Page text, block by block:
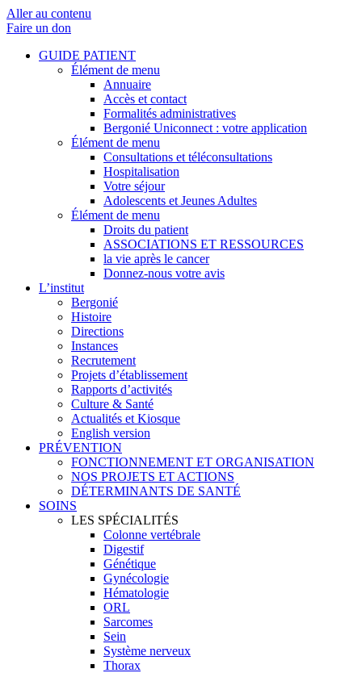
Aller au contenu
Faire un don
GUIDE PATIENT
Élément de menu
Annuaire
Accès et contact
Formalités administratives
Bergonié Uniconnect : votre application
Élément de menu
Consultations et téléconsultations
Hospitalisation
Votre séjour
Adolescents et Jeunes Adultes
Élément de menu
Droits du patient
ASSOCIATIONS ET RESSOURCES
la vie après le cancer
Donnez-nous votre avis
L’institut
Bergonié
Histoire
Directions
Instances
Recrutement
Projets d’établissement
Rapports d’activités
Culture & Santé
Actualités et Kiosque
English version
PRÉVENTION
FONCTIONNEMENT ET ORGANISATION
NOS PROJETS ET ACTIONS
DÉTERMINANTS DE SANTÉ
SOINS
LES SPÉCIALITÉS
Colonne vertébrale
Digestif
Génétique
Gynécologie
Hématologie
ORL
Sarcomes
Sein
Système nerveux
Thorax